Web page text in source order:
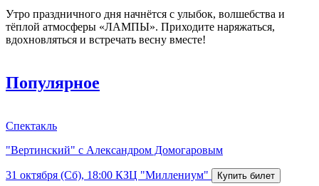
Утро праздничного дня начнётся с улыбок, волшебства и
тёплой атмосферы «ЛАМПЫ». Приходите наряжаться,
вдохновляться и встречать весну вместе!
Популярное
Спектакль
"Вертинский" с Александром Домогаровым
31 октября (Сб), 18:00 КЗЦ "Миллениум"